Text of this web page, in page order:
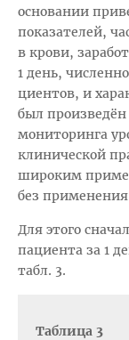
основании
показателей,
в крови,
1 день,
циентов, и
был произведён
мониторинга
клинической
широким
без
Для этого
пациента за 1
табл. 3.
Таблица 3